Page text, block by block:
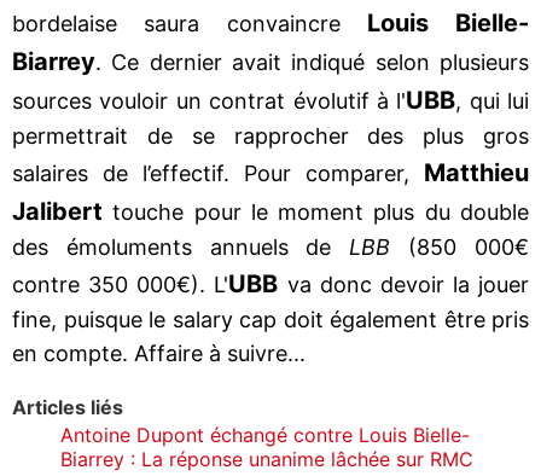
bordelaise saura convaincre Louis Bielle-
Biarrey. Ce dernier avait indiqué selon plusieurs
sources vouloir un contrat évolutif à l'UBB, qui lui
permettrait de se rapprocher des plus gros
salaires de l’effectif. Pour comparer,
Matthieu
Jalibert touche pour le moment plus du double
des émoluments annuels de LBB (850 000€
contre 350 000€). L'UBB va donc devoir la jouer
fine, puisque le salary cap doit également être pris
en compte. Affaire à suivre...
Articles liés
Antoine Dupont échangé contre Louis Bielle-
Biarrey : La réponse unanime lâchée sur RMC